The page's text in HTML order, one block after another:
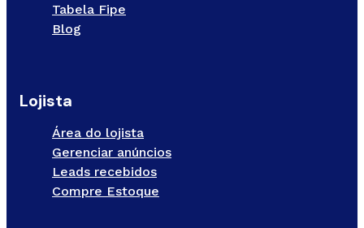
Tabela Fipe
Blog
Lojista
Área do lojista
Gerenciar anúncios
Leads recebidos
Compre Estoque